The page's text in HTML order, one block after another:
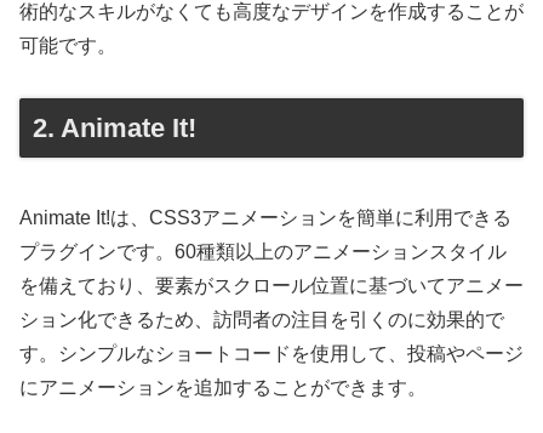
術的なスキルがなくても高度なデザインを作成することが
可能です。
2. Animate It!
Animate It!は、CSS3アニメーションを簡単に利用できる
プラグインです。60種類以上のアニメーションスタイル
を備えており、要素がスクロール位置に基づいてアニメー
ション化できるため、訪問者の注目を引くのに効果的で
す。シンプルなショートコードを使用して、投稿やページ
にアニメーションを追加することができます。